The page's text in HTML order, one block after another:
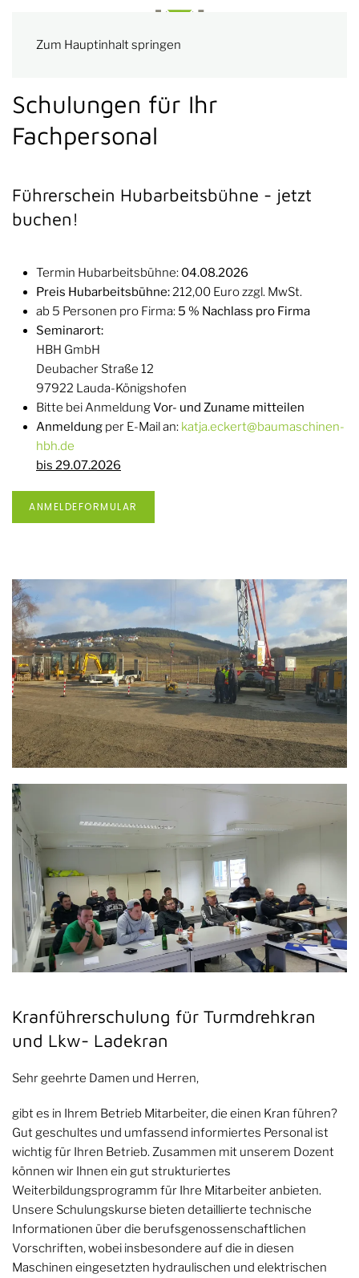
Zum Hauptinhalt springen
Schulungen für Ihr
Fachpersonal
Führerschein Hubarbeitsbühne - jetzt
buchen!
Termin Hubarbeitsbühne: 04.08.2026
Preis Hubarbeitsbühne:212,00 Euro zzgl. MwSt.
ab 5 Personen pro Firma: 5 % Nachlass pro Firma
Seminarort:
HBH GmbH
Deubacher Straße 12
97922 Lauda-Königshofen
Bitte bei AnmeldungVor- und Zuname mitteilen
Anmeldung per E-Mail an: katja.eckert@baumaschinen-
hbh.de
bis 29.07.2026
ANMELDEFORMULAR
Kranführerschulung für Turmdrehkran
und Lkw- Ladekran
Sehr geehrte Damen und Herren,
gibt es in Ihrem Betrieb Mitarbeiter, die einen Kran führen?
Gut geschultes und umfassend informiertes Personal ist
wichtig für Ihren Betrieb. Zusammen mit unserem Dozent
können wir Ihnen ein gut strukturiertes
Weiterbildungsprogramm für Ihre Mitarbeiter anbieten.
Unsere Schulungskurse bieten detaillierte technische
Informationen über die berufsgenossenschaftlichen
Vorschriften, wobei insbesondere auf die in diesen
Maschinen eingesetzten hydraulischen und elektrischen